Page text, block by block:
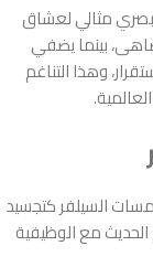
بصري مثالي لعشاق
بينما يضفي
وهذا التناغم
السيلفر كتجسيد
الحديث مع الوظيفية